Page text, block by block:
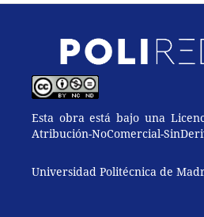
Esta obra está bajo una
Atribución-NoComercial-
Universidad Politécnica de